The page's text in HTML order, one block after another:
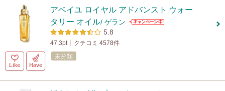
アベイユ ロイヤル アドバンスト ウォー
タリー オイル/ ゲラン
5.8
47.3pt クチコミ 4578件
Like Have
未分類